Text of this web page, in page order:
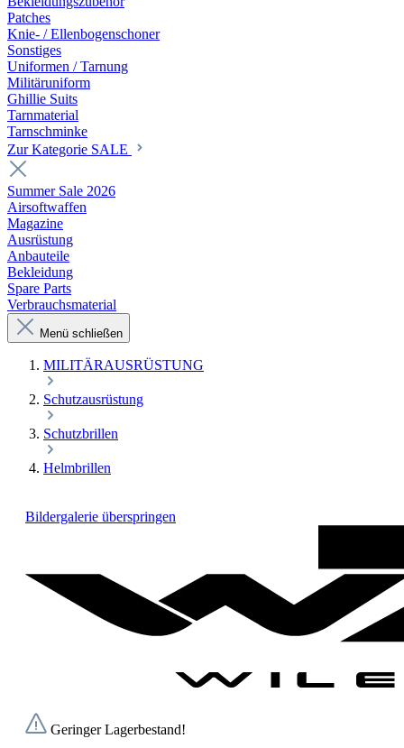
Patches
Knie- / Ellenbogenschoner
Sonstiges
Uniformen / Tarnung
Militäruniform
Ghillie Suits
Tarnmaterial
Tarnschminke
Zur Kategorie SALE
Summer Sale 2026
Airsoftwaffen
Magazine
Ausrüstung
Anbauteile
Bekleidung
Spare Parts
Verbrauchsmaterial
Menü schließen
MILITÄRAUSRÜSTUNG
Schutzausrüstung
Schutzbrillen
Helmbrillen
Bildergalerie überspringen
Geringer Lagerbestand!